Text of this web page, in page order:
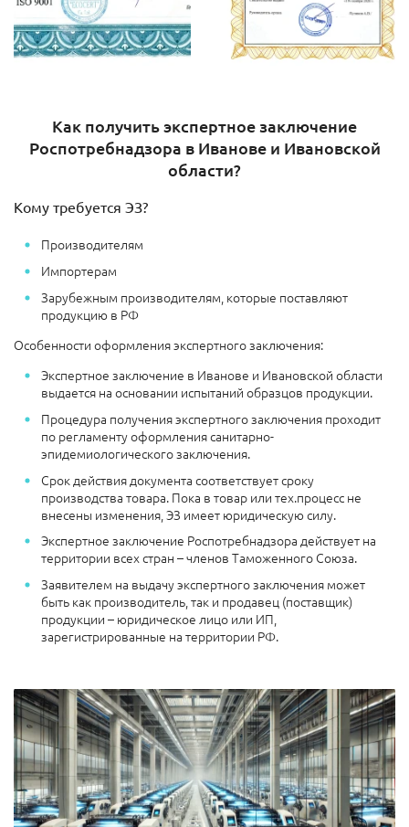
Как получить экспертное заключение
Роспотребнадзора в Иванове и Ивановской
области?
Кому требуется ЭЗ?
Производителям
Импортерам
Зарубежным производителям, которые поставляют
продукцию в РФ
Особенности оформления экспертного заключения:
Экспертное заключение в Иванове и Ивановской области
выдается на основании испытаний образцов продукции.
Процедура получения экспертного заключения проходит
по регламенту оформления санитарно-
эпидемиологического заключения.
Срок действия документа соответствует сроку
производства товара. Пока в товар или тех.процесс не
внесены изменения, ЭЗ имеет юридическую силу.
Экспертное заключение Роспотребнадзора действует на
территории всех стран – членов Таможенного Союза.
Заявителем на выдачу экспертного заключения может
быть как производитель, так и продавец (поставщик)
продукции – юридическое лицо или ИП,
зарегистрированные на территории РФ.